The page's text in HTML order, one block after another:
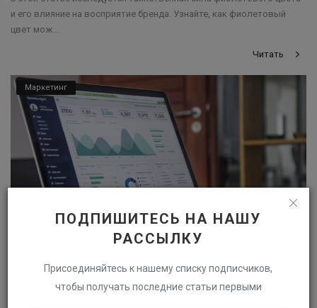
ПОДПИШИТЕСЬ НА НАШУ
РАССЫЛКУ
Присоединяйтесь к нашему списку подписчиков,
чтобы получать последние статьи первыми
и его влияние на восприятие бренда. Узнайте, как фиолетовый
цвет мож...
Читать
Маркетинг